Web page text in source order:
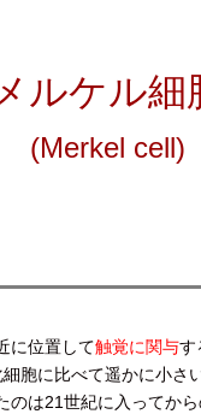
ルケル細
(Merkel cell)
に位置して触覚に関与す
胞に比べて遥かに小さ
のは21世紀に入ってか